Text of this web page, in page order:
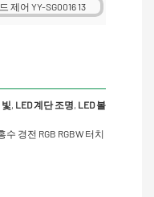
빛 LED 계단 조명 LED 볼